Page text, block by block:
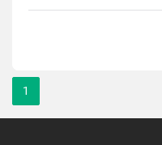
1